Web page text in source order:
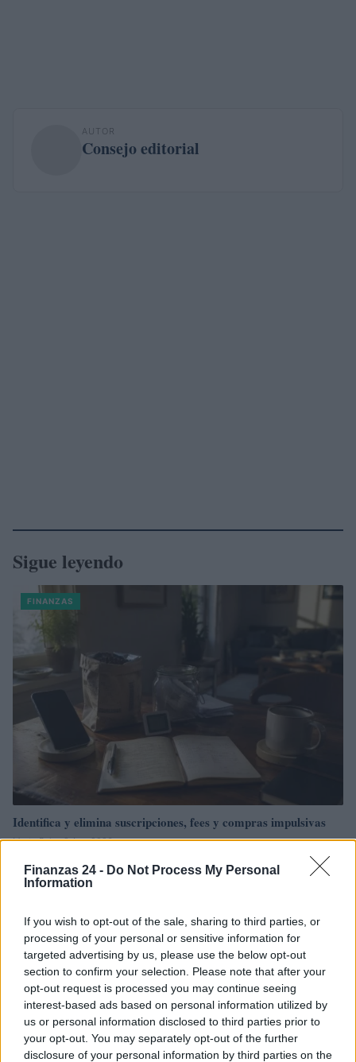
Finanzas 24 - Do Not Process My Personal
Information
If you wish to opt-out of the sale, sharing to third parties, or
processing of your personal or sensitive information for
targeted advertising by us, please use the below opt-out
section to confirm your selection. Please note that after your
opt-out request is processed you may continue seeing
interest-based ads based on personal information utilized by
us or personal information disclosed to third parties prior to
your opt-out. You may separately opt-out of the further
disclosure of your personal information by third parties on the
AUTOR
Consejo editorial
Sigue leyendo
FINANZAS
Identifica y elimina suscripciones, fees y compras impulsivas
Marta Ruiz · 8 Ago 2026
FINANZAS